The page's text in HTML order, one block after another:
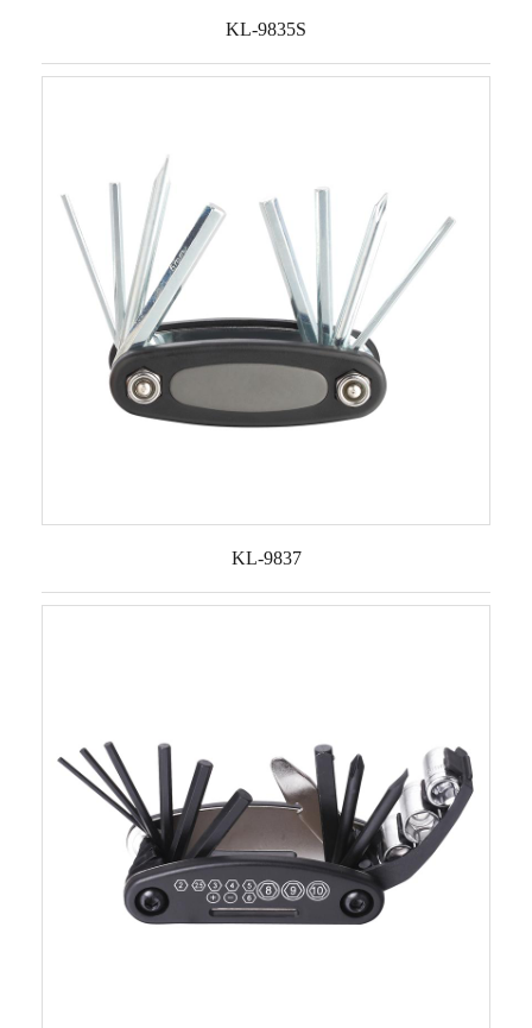
KL-9835S
KL-9837